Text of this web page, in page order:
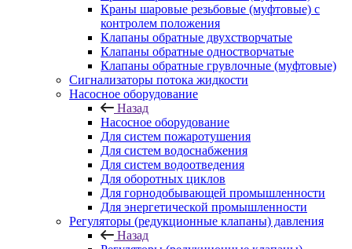
Краны шаровые резьбовые (муфтовые) с
контролем положения
Клапаны обратные двухстворчатые
Клапаны обратные одностворчатые
Клапаны обратные грувлочные (муфтовые)
Сигнализаторы потока жидкости
Насосное оборудование
Назад
Насосное оборудование
Для систем пожаротушения
Для систем водоснабжения
Для систем водоотведения
Для оборотных циклов
Для горнодобывающей промышленности
Для энергетической промышленности
Регуляторы (редукционные клапаны) давления
Назад